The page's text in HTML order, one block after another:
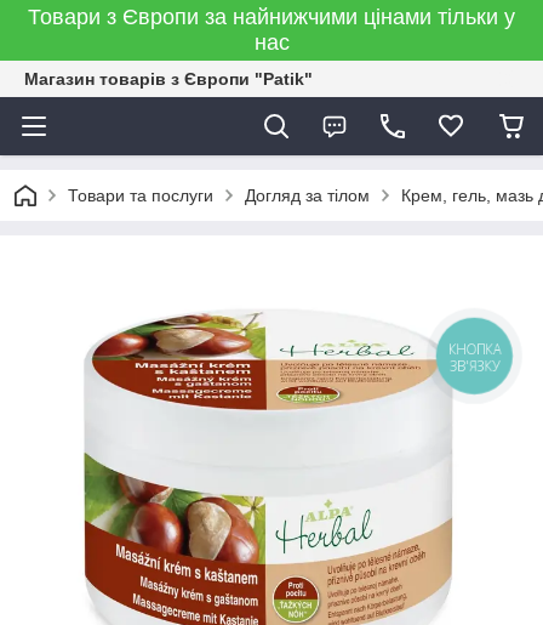
Товари з Європи за найнижчими цінами тільки у
нас
Магазин товарів з Європи "Patik"
Товари та послуги Догляд за тілом Крем, гель, мазь
КНОПКА
ЗВ'ЯЗКУ